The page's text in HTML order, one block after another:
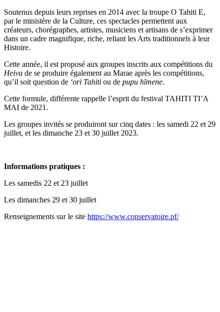
Soutenus depuis leurs reprises en 2014 avec la troupe O Tahiti E,
par le ministère de la Culture, ces spectacles permettent aux
créateurs, chorégraphes, artistes, musiciens et artisans de s’exprimer
dans un cadre magnifique, riche, reliant les Arts traditionnels à leur
Histoire.
Cette année, il est proposé aux groupes inscrits aux compétitions du
Heiva de se produire également au Marae après les compétitions,
qu’il soit question de ‘ori Tahiti ou de pupu hīmene.
Cette formule, différente rappelle l’esprit du festival TAHITI TI’A
MAI de 2021.
Les groupes invités se produiront sur cinq dates : les samedi 22 et 29
juillet, et les dimanche 23 et 30 juillet 2023.
Informations pratiques :
Les samedis 22 et 23 juillet
Les dimanches 29 et 30 juillet
Renseignements sur le site https://www.conservatoire.pf/